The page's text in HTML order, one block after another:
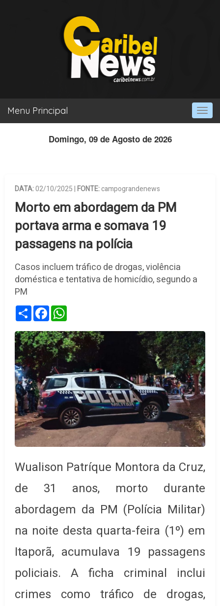
Menu Principal
Domingo, 09 de Agosto de 2026
DATA:02/10/2025 |FONTE:campograndenews
Morto em abordagem da PM
portava arma e somava 19
passagens na polícia
Casos incluem tráfico de drogas, violência
doméstica e tentativa de homicídio, segundo a
PM
ShareFacebook
Wualison Patríque Montora da Cruz,
de 31 anos, morto durante
abordagem da PM (Polícia Militar)
na noite desta quarta-feira (1º) em
Itaporã, acumulava 19 passagens
policiais. A ficha criminal inclui
crimes como tráfico de drogas,